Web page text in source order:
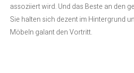
assoziiert wird. Und das Beste an den
Sie halten sich dezent im Hintergrund
Möbeln galant den Vortritt.